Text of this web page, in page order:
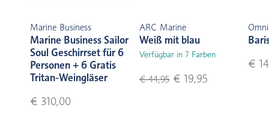
Marine Business
Marine Business Sailor
Soul Geschirrset für 6
Personen + 6 Gratis
Tritan-Weingläser
€ 310,00
ARC Marine
Weiß mit blau
Verfügbar in 7 Farben
€ 44,95€ 19,95
€